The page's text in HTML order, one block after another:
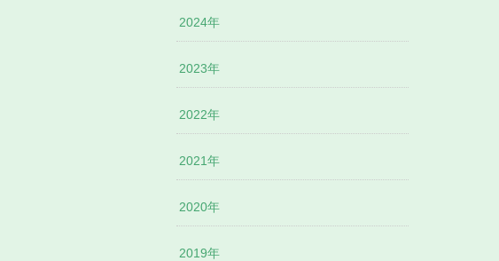
2024年
2023年
2022年
2021年
2020年
2019年